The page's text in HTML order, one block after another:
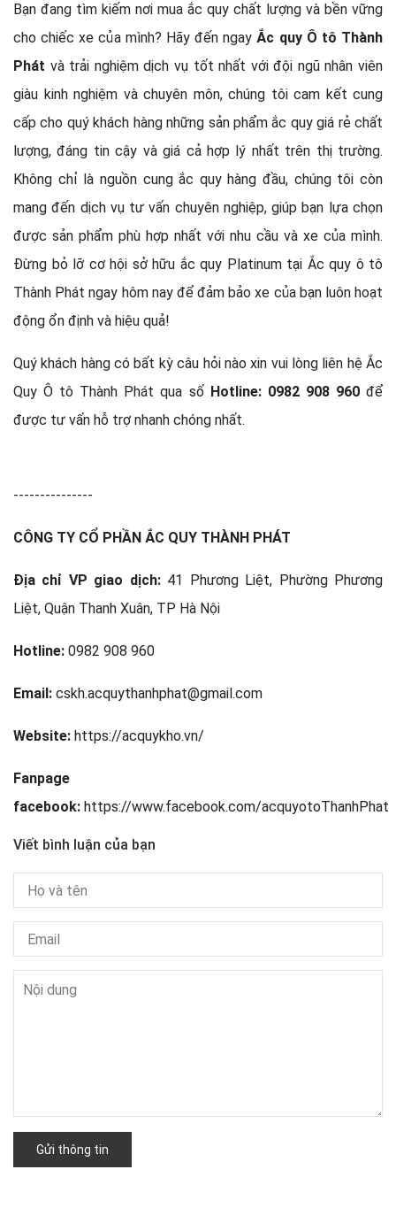
Bạn đang tìm kiếm nơi mua ắc quy chất lượng và bền vững
cho chiếc xe của mình? Hãy đến ngayẮc quy Ô tô Thành
Phát và trải nghiệm dịch vụ tốt nhất với đội ngũ nhân viên
giàu kinh nghiệm và chuyên môn, chúng tôi cam kết cung
cấp cho quý khách hàng những sản phẩm ắc quy giá rẻ chất
lượng, đáng tin cậy và giá cả hợp lý nhất trên thị trường.
Không chỉ là nguồn cung ắc quy hàng đầu, chúng tôi còn
mang đến dịch vụ tư vấn chuyên nghiệp, giúp bạn lựa chọn
được sản phẩm phù hợp nhất với nhu cầu và xe của mình.
Đừng bỏ lỡ cơ hội sở hữu ắc quy Platinum tại Ắc quy ô tô
Thành Phát ngay hôm nay để đảm bảo xe của bạn luôn hoạt
động ổn định và hiệu quả!
Quý khách hàng có bất kỳ câu hỏi nào xin vui lòng liên hệ Ắc
Quy Ô tô Thành Phát qua số Hotline: 0982 908 960để
được tư vấn hỗ trợ nhanh chóng nhất.
---------------
CÔNG TY CỔ PHẦN ẮC QUY THÀNH PHÁT
Địa chỉ VP giao dịch:41 Phương Liệt, Phường Phương
Liệt, Quận Thanh Xuân, TP Hà Nội
Hotline: 0982 908 960
Email: cskh.acquythanhphat@gmail.com
Website: https://acquykho.vn/
Fanpage
facebook: https://www.facebook.com/acquyotoThanhPhat
Viết bình luận của bạn
Gửi thông tin